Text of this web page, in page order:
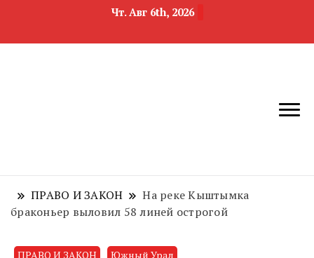
Чт. Авг 6th, 2026
область
недвижимости
ПРАВО И ЗАКОН
На реке Кыштымка
браконьер выловил 58 линей острогой
ПРАВО И ЗАКОН Южный Урал